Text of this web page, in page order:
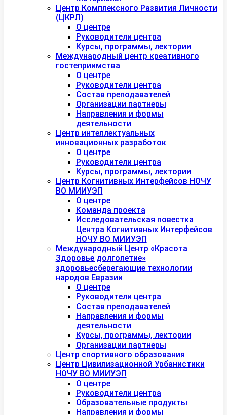
Центр Комплексного Развития Личности
(ЦКРЛ)
О центре
Руководители центра
Курсы, программы, лектории
Международный центр креативного
гостеприимства
О центре
Руководители центра
Состав преподавателей
Организации партнеры
Направления и формы
деятельности
Центр интеллектуальных
инновационных разработок
О центре
Руководители центра
Курсы, программы, лектории
Центр Когнитивных Интерфейсов НОЧУ
ВО МИИУЭП
О центре
Команда проекта
Исследовательская повестка
Центра Когнитивных Интерфейсов
НОЧУ ВО МИИУЭП
Международный Центр «Красота
Здоровье долголетие»
здоровьесберегающие технологии
народов Евразии
О центре
Руководители центра
Состав преподавателей
Направления и формы
деятельности
Курсы, программы, лектории
Организации партнеры
Центр спортивного образования
Центр Цивилизационной Урбанистики
НОЧУ ВО МИИУЭП
О центре
Руководители центра
Образовательные продукты
Направления и формы